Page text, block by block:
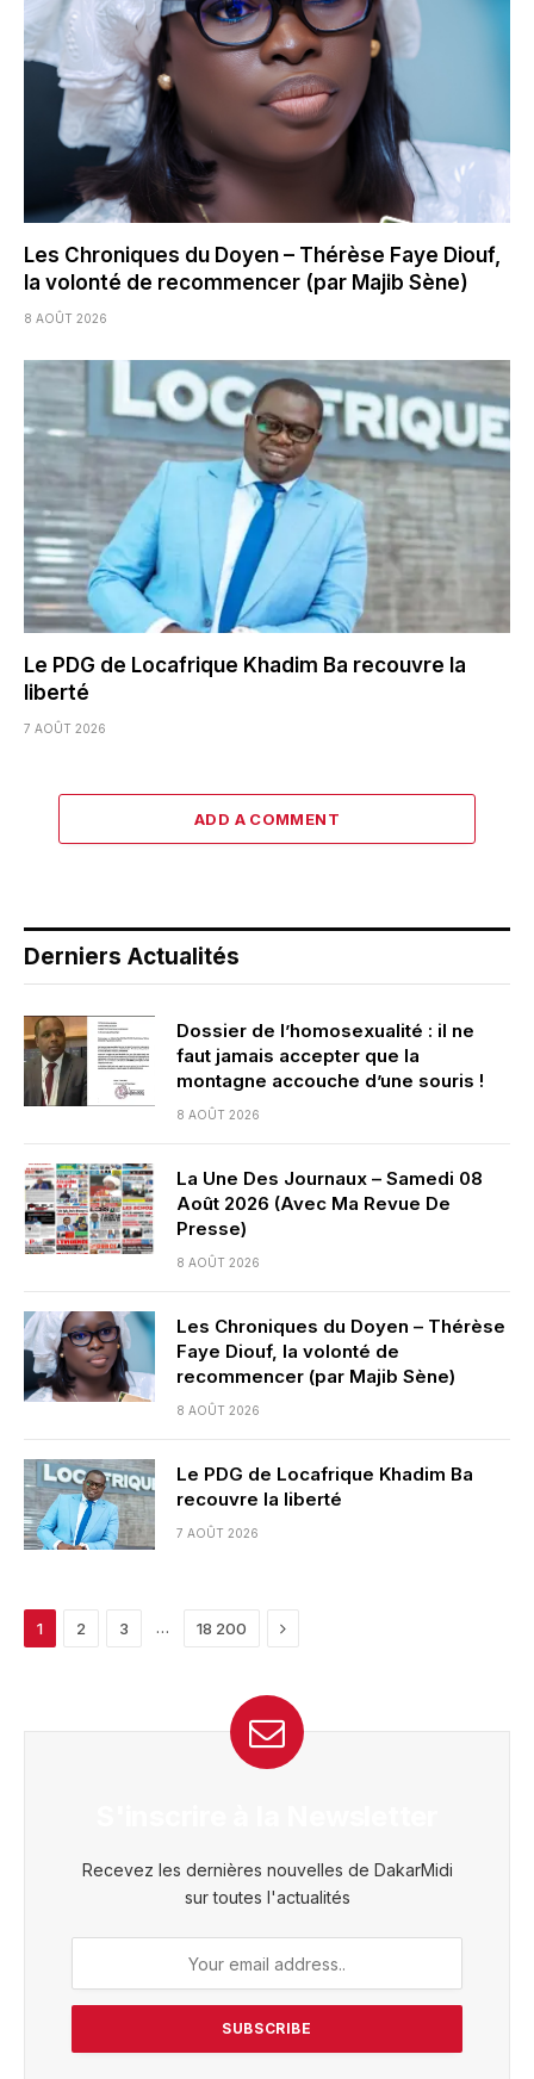
Les Chroniques du Doyen – Thérèse Faye Diouf,
la volonté de recommencer (par Majib Sène)
8 AOÛT 2026
Le PDG de Locafrique Khadim Ba recouvre la
liberté
7 AOÛT 2026
ADD A COMMENT
Derniers Actualités
Dossier de l’homosexualité : il ne
faut jamais accepter que la
montagne accouche d’une souris !
8 AOÛT 2026
La Une Des Journaux – Samedi 08
Août 2026 (Avec Ma Revue De
Presse)
8 AOÛT 2026
Les Chroniques du Doyen – Thérèse
Faye Diouf, la volonté de
recommencer (par Majib Sène)
8 AOÛT 2026
Le PDG de Locafrique Khadim Ba
recouvre la liberté
7 AOÛT 2026
1 2 3 … 18 200 Next
Recevez les dernières nouvelles de DakarMidi
sur toutes l'actualités